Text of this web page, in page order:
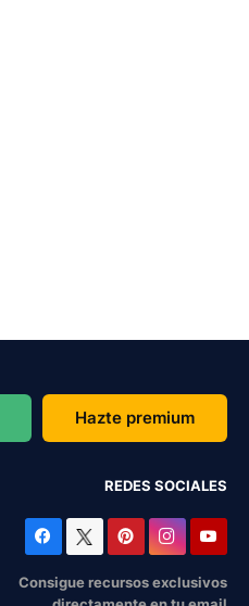
Hazte premium
REDES SOCIALES
Consigue recursos exclusivos